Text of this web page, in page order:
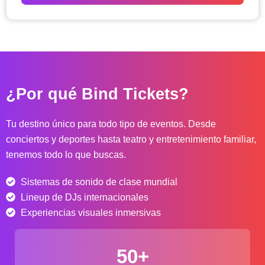
d
p
c
i
s
:
d
d
$
¿Por qué Bind Tickets?
Tu destino único para todo tipo de eventos. Desde
conciertos y deportes hasta teatro y entretenimiento familiar,
tenemos todo lo que buscas.
Sistemas de sonido de clase mundial
Lineup de DJs internacionales
Experiencias visuales inmersivas
50+